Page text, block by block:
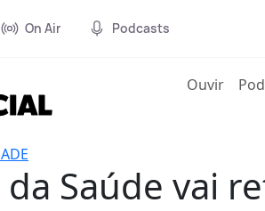
On Air Podcasts
Ouvir
Saúde vai